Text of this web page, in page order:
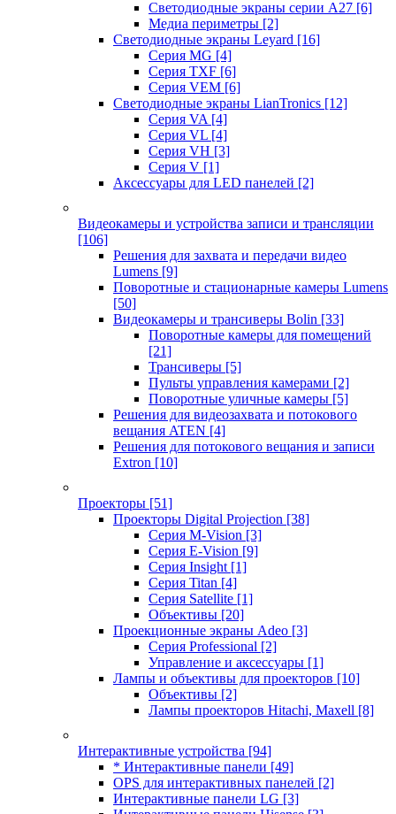
Светодиодные экраны серии А27 [6]
Медиа периметры [2]
Светодиодные экраны Leyard [16]
Серия MG [4]
Серия TXF [6]
Серия VEM [6]
Светодиодные экраны LianTronics [12]
Серия VA [4]
Серия VL [4]
Серия VH [3]
Серия V [1]
Аксессуары для LED панелей [2]
Видеокамеры и устройства записи и трансляции
[106]
Решения для захвата и передачи видео
Lumens [9]
Поворотные и стационарные камеры Lumens
[50]
Видеокамеры и трансиверы Bolin [33]
Поворотные камеры для помещений
[21]
Трансиверы [5]
Пульты управления камерами [2]
Поворотные уличные камеры [5]
Решения для видеозахвата и потокового
вещания ATEN [4]
Решения для потокового вещания и записи
Extron [10]
Проекторы [51]
Проекторы Digital Projection [38]
Серия M-Vision [3]
Серия E-Vision [9]
Серия Insight [1]
Серия Titan [4]
Серия Satellite [1]
Объективы [20]
Проекционные экраны Adeo [3]
Серия Professional [2]
Управление и аксессуары [1]
Лампы и объективы для проекторов [10]
Объективы [2]
Лампы проекторов Hitachi, Maxell [8]
Интерактивные устройства [94]
* Интерактивные панели [49]
OPS для интерактивных панелей [2]
Интерактивные панели LG [3]